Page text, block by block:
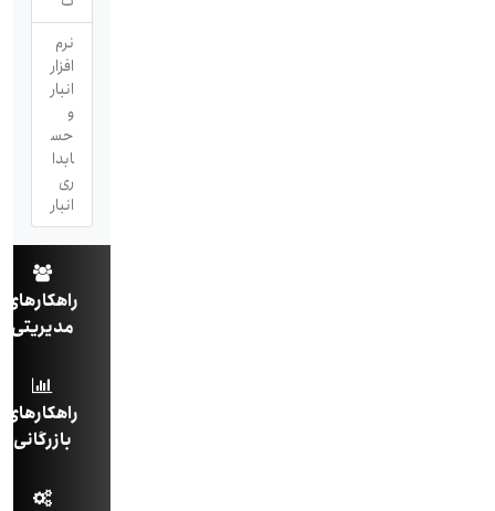
نرم
افزار
انبار
حس
ابدا
ری
انبار
راهکارهای
مدیریتی
راهکارهای
بازرگانی